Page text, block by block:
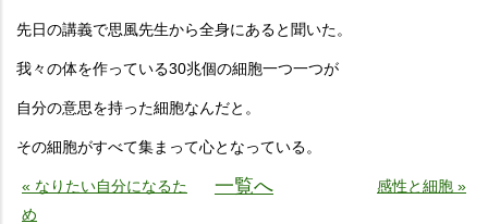
先日の講義で思風先生から全身にあると聞いた。
我々の体を作っている30兆個の細胞一つ一つが
自分の意思を持った細胞なんだと。
その細胞がすべて集まって心となっている。
« なりたい自分になるた
め
一覧へ 感性と細胞 »